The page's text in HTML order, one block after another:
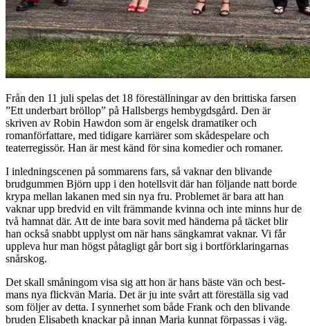
Från den 11 juli spelas det 18 föreställningar av den brittiska farsen
”Ett underbart bröllop” på Hallsbergs hembygdsgård. Den är
skriven av Robin Hawdon som är engelsk dramatiker och
romanförfattare, med tidigare karriärer som skådespelare och
teaterregissör. Han är mest känd för sina komedier och romaner.
I inledningscenen på sommarens fars, så vaknar den blivande
brudgummen Björn upp i den hotellsvit där han följande natt borde
krypa mellan lakanen med sin nya fru. Problemet är bara att han
vaknar upp bredvid en vilt främmande kvinna och inte minns hur de
två hamnat där. Att de inte bara sovit med händerna på täcket blir
han också snabbt upplyst om när hans sängkamrat vaknar. Vi får
uppleva hur man högst påtagligt går bort sig i bortförklaringarnas
snårskog.
Det skall småningom visa sig att hon är hans bäste vän och best-
mans nya flickvän Maria. Det är ju inte svårt att föreställa sig vad
som följer av detta. I synnerhet som både Frank och den blivande
bruden Elisabeth knackar på innan Maria kunnat förpassas i väg.